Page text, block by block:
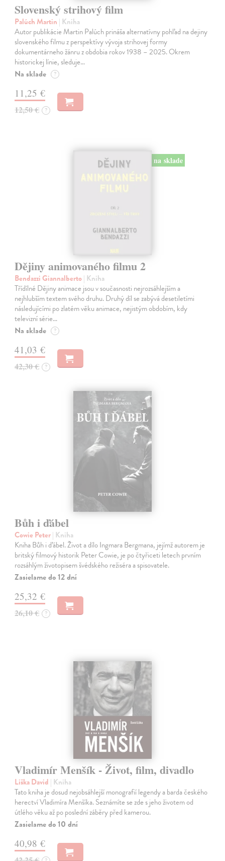
Slovenský strihový film
Palúch Martin | Kniha
Autor publikácie Martin Palúch prináša alternatívny pohľad na dejiny
slovenského filmu z perspektívy vývoja strihovej formy
dokumentárneho žánru z obdobia rokov 1938 – 2025. Okrem
historickej línie, sleduje…
Na sklade ?
11,25 €
12,50 € ?
na sklade
Dějiny animovaného filmu 2
Bendazzi Giannalberto| Kniha
Třídílné Dějiny animace jsou v současnosti nejrozsáhlejším a
nejhlubším textem svého druhu. Druhý díl se zabývá desetiletími
následujícími po zlatém věku animace, nejistým obdobím, kdy
televizní série…
Na sklade ?
41,03 €
42,30 € ?
Bůh i ďábel
Cowie Peter| Kniha
Kniha Bůh i ďábel. Život a dílo Ingmara Bergmana, jejímž auto­rem je
britský filmový historik Peter Cowie, je po čtyřiceti letech prvním
rozsáhlým životopisem švédského režiséra a spisovatele.
Zasielame do 12 dní
25,32 €
26,10 € ?
Vladimír Menšík - Život, film, divadlo
Liška David | Kniha
Tato kniha je dosud nejobsáhlejší monografií legendy a barda českého
herectví Vladimíra Menšíka. Seznámíte se zde s jeho životem od
útlého věku až po poslední záběry před kamerou.
Zasielame do 10 dní
40,98 €